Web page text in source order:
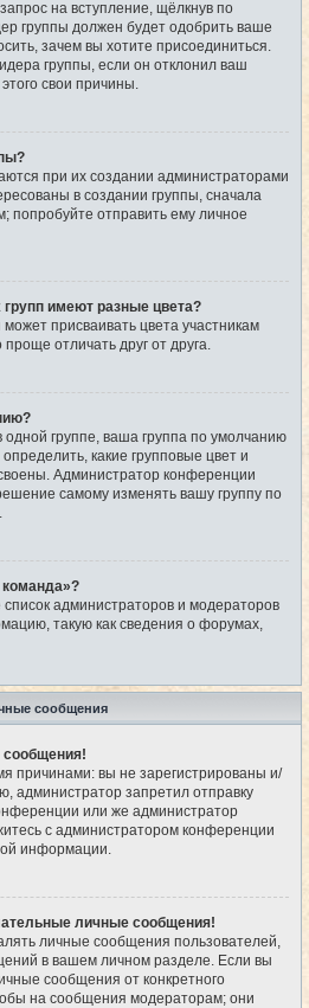
на вступление, щёлкнув по
группы должен будет одобрить ваше
зачем вы хотите присоединиться.
группы, если он отклонил ваш
свои причины.
при их создании администраторами
в создании группы, сначала
попробуйте отправить ему личное
имеют разные цвета?
присваивать цвета участникам
отличать друг от друга.
одной группе, ваша группа по умолчанию
какие групповые цвет и
Администратор конференции
самому изменять вашу группу по
администраторов и модераторов
такую как сведения о форумах,
сообщения
сообщения!
причинами: вы не зарегистрированы и/
администратор запретил отправку
или же администратор
с администратором конференции
информации.
личные сообщения!
личные сообщения пользователей,
в вашем личном разделе. Если вы
сообщения от конкретного
на сообщения модераторам; они